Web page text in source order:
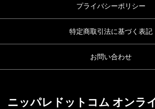
プライバシーポリシー
特定商取引法に基づく表記
お問い合わせ
ニッパレドットコム オンラ